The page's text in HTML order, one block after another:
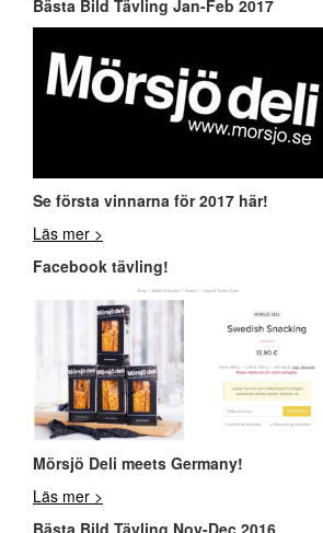
Bästa Bild Tävling Jan-Feb 2017
Se första vinnarna för 2017 här!
Läs mer >
Facebook tävling!
Mörsjö Deli meets Germany!
Läs mer >
Bästa Bild Tävling Nov-Dec 2016